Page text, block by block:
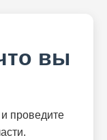
вы
проведите